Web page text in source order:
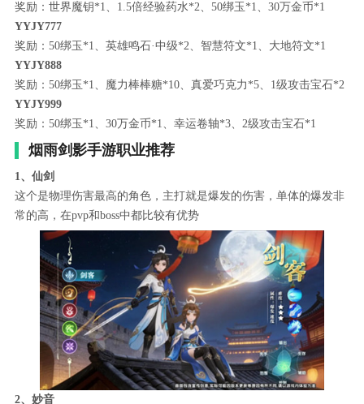
奖励：世界魔钥*1、1.5倍经验药水*2、50绑玉*1、30万金币*1
YYJY777
奖励：50绑玉*1、英雄鸣石·中级*2、智慧符文*1、大地符文*1
YYJY888
奖励：50绑玉*1、魔力棒棒糖*10、真爱巧克力*5、1级攻击宝石*2
YYJY999
奖励：50绑玉*1、30万金币*1、幸运卷轴*3、2级攻击宝石*1
烟雨剑影手游职业推荐
1、仙剑
这个是物理伤害最高的角色，主打就是爆发的伤害，单体的爆发非
常的高，在pvp和boss中都比较有优势
2、妙音